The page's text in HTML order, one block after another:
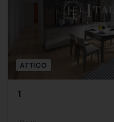
ATTICO
1